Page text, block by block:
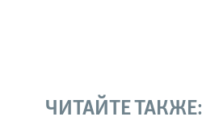
ЧИТАЙТЕ ТАКЖЕ: